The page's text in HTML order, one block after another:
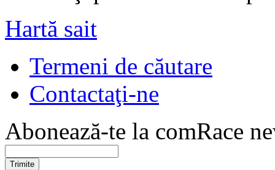
Hartă sait
Termeni de căutare
Contactaţi-ne
Abonează-te la comRace
Trimite